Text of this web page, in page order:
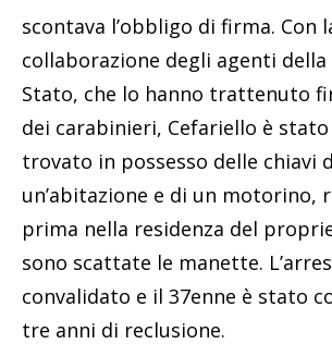
scontava l’obbligo di firma. Con
collaborazione degli agenti della
Stato, che lo hanno trattenuto
dei carabinieri, Cefariello è
trovato in possesso delle chiavi
un’abitazione e di un motorino,
prima nella residenza del
sono scattate le manette.
convalidato e il 37enne è stato
tre anni di reclusione.